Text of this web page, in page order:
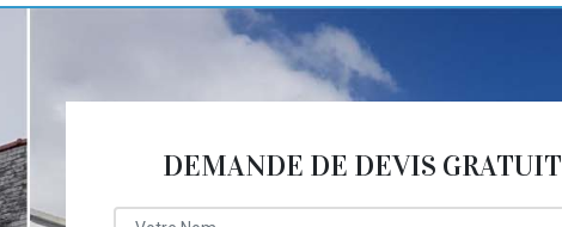
DEMANDE DE DEVIS GRATUIT